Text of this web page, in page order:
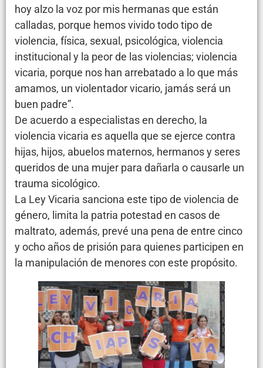
hoy alzo la voz por mis hermanas que están
calladas, porque hemos vivido todo tipo de
violencia, física, sexual, psicológica, violencia
institucional y la peor de las violencias; violencia
vicaria, porque nos han arrebatado a lo que más
amamos, un violentador vicario, jamás será un
buen padre”.
De acuerdo a especialistas en derecho, la
violencia vicaria es aquella que se ejerce contra
hijas, hijos, abuelos maternos, hermanos y seres
queridos de una mujer para dañarla o causarle un
trauma sicológico.
La Ley Vicaria sanciona este tipo de violencia de
género, limita la patria potestad en casos de
maltrato, además, prevé una pena de entre cinco
y ocho años de prisión para quienes participen en
la manipulación de menores con este propósito.